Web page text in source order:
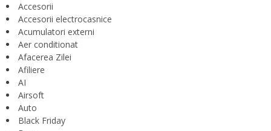
Accesorii
Accesorii electrocasnice
Acumulatori externi
Aer conditionat
Afacerea Zilei
Afiliere
AI
Airsoft
Auto
Black Friday